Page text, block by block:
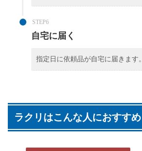
STEP6
自宅に届く
指定日に依頼品が自宅に届きます。
ラクリはこんな人におすすめ